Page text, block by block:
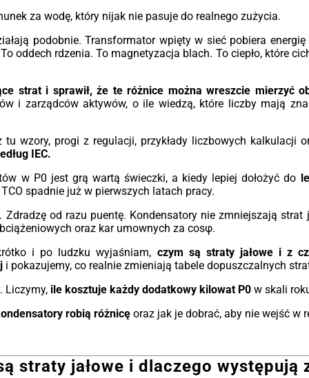
IEC
i
w
z
do
za wodę, który nijak nie pasuje do realnego zużycia.
podobnie. Transformator wpięty w sieć pobiera
oddech rdzenia. To magnetyzacja blach. To ciepło, które
strat i sprawił, że te różnice można wreszcie mierzyć
i zarządców aktywów, o ile wiedzą, które liczby mają
tu wzory, progi z regulacji, przykłady liczbowych kalkulacji
IEC.
w P0 jest grą wartą świeczki, a kiedy lepiej dołożyć do
TCO spadnie już w pierwszych latach pracy.
od razu puentę. Kondensatory nie zmniejszają strat
oraz kar umownych za cosφ.
i po ludzku wyjaśniam, czym są straty jałowe i z
i pokazujemy, co realnie zmieniają tabele dopuszczalnych
Liczymy, ile kosztuje każdy dodatkowy kilowat P0 w skali
robią różnicę oraz jak je dobrać, aby nie wejść w
straty jałowe i dlaczego występują